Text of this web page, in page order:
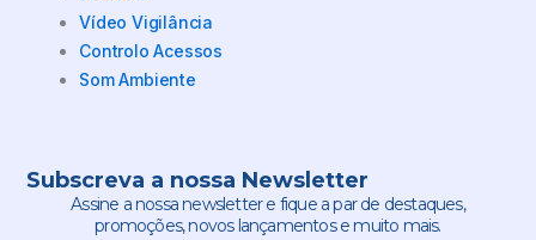
Vídeo Vigilância
Controlo Acessos
Som Ambiente
Subscreva a nossa Newsletter
Assine a nossa newsletter e fique a par de destaques,
promoções, novos lançamentos e muito mais.